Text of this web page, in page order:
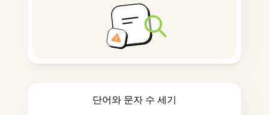
단어와 문자 수 세기